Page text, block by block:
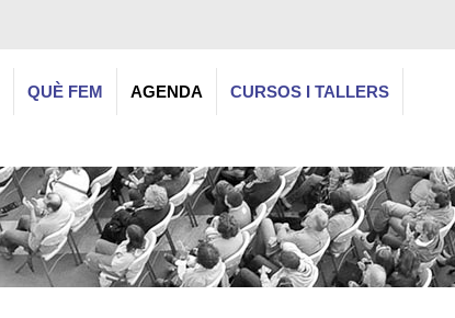
QUÈ FEM AGENDA CURSOS I TALLERS